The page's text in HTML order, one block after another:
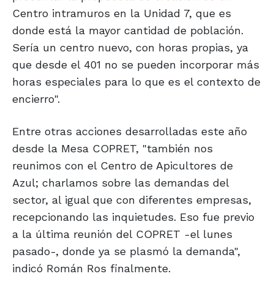
Centro intramuros en la Unidad 7, que es
donde está la mayor cantidad de población.
Sería un centro nuevo, con horas propias, ya
que desde el 401 no se pueden incorporar más
horas especiales para lo que es el contexto de
encierro".
Entre otras acciones desarrolladas este año
desde la Mesa COPRET, "también nos
reunimos con el Centro de Apicultores de
Azul; charlamos sobre las demandas del
sector, al igual que con diferentes empresas,
recepcionando las inquietudes. Eso fue previo
a la última reunión del COPRET -el lunes
pasado-, donde ya se plasmó la demanda",
indicó Román Ros finalmente.